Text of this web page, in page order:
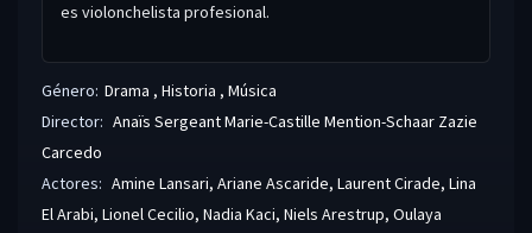
es violonchelista profesional.
Género: Drama , Historia , Música
Director: Anaïs SergeantMarie-Castille Mention-Schaar Zazie
Carcedo
Actores: Amine Lansari, Ariane Ascaride, Laurent Cirade, Lina
El Arabi, Lionel Cecilio, Nadia Kaci, Niels Arestrup, Oulaya